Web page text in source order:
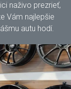
naživo prezrieť,
Vám najlepšie
autu hodí.